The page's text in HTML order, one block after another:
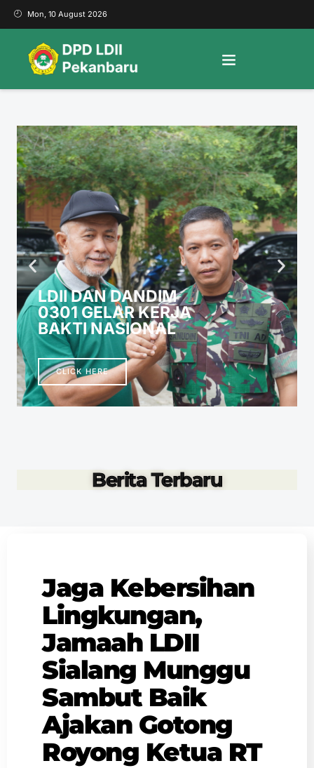
Mon, 10 August 2026
LDII DAN DANDIM
0301 GELAR KERJA
BAKTI NASIONAL
CLICK HERE
Berita Terbaru
Jaga Kebersihan
Lingkungan,
Jamaah LDII
Sialang Munggu
Sambut Baik
Ajakan Gotong
Royong Ketua RT